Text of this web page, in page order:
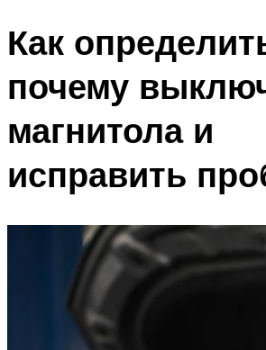
Как
почему
магнитола и
исправить